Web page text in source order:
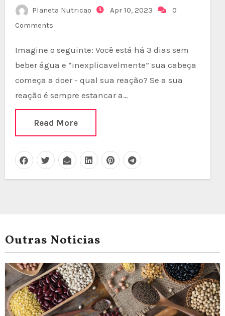
Planeta Nutricao Apr 10, 2023
0
Comments
Imagine o seguinte: Você está há 3 dias sem
beber água e “inexplicavelmente” sua cabeça
começa a doer - qual sua reação? Se a sua
reação é sempre estancar a…
Read More
Outras Noticias